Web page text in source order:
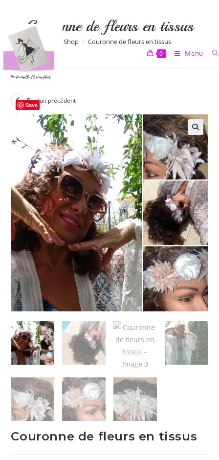
content
0 Menu
Couronne de fleurs en tissus
Shop > Couronne de fleurs en tissus
Produit précédent
Save
🔍
Couronne de fleurs en tissus